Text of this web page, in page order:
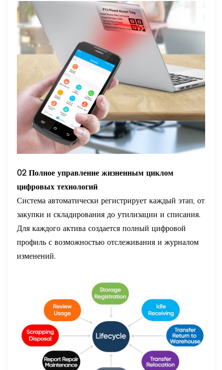
02 Полное управление жизненным циклом
цифровых технологий
Система автоматически регистрирует каждый этап, от
закупки и складирования до утилизации и списания.
Для каждого актива создается полный цифровой
профиль с возможностью отслеживания и журналом
изменений.